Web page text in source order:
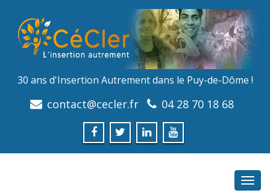
30 ans d'Insertion Autrement dans le Puy-de-Dôme !
contact@cecler.fr 04 28 70 18 68